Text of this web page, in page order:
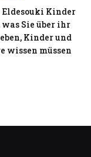
Kinder
was Sie über ihr
Kinder und
wissen müssen